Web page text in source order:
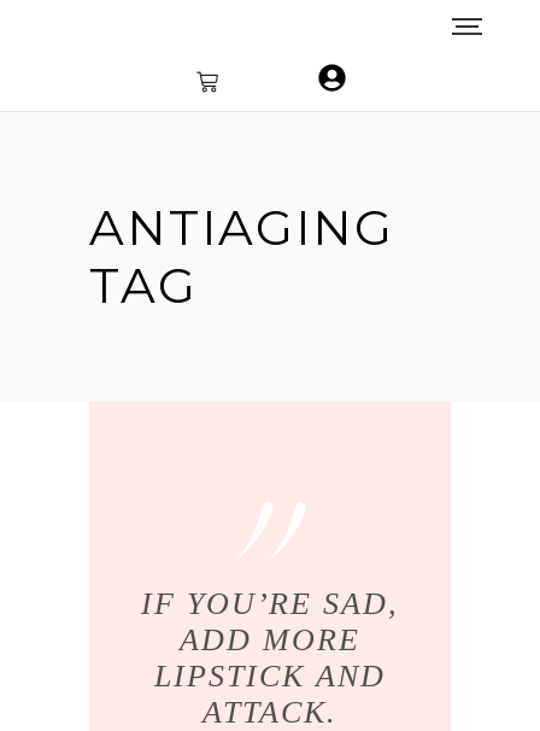
ANTIAGING
TAG
IF YOU’RE SAD,
ADD MORE
LIPSTICK AND
ATTACK.